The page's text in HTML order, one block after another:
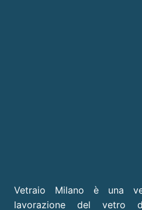
Vetraio Milano è una
lavorazione del vetro